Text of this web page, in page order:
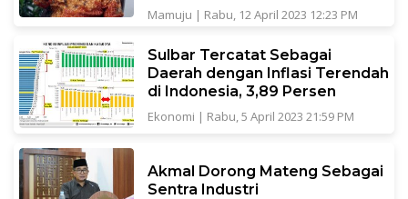
Mamuju | Rabu, 12 April 2023 12:23 PM
Sulbar Tercatat Sebagai
Daerah dengan Inflasi Terendah
di Indonesia, 3,89 Persen
Ekonomi | Rabu, 5 April 2023 21:59 PM
Akmal Dorong Mateng Sebagai
Sentra Industri